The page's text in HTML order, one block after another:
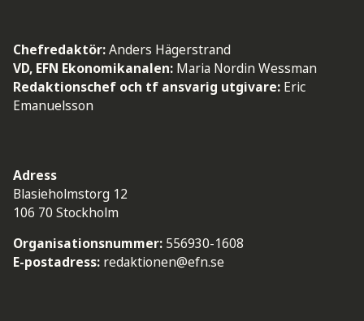
Chefredaktör:Anders Hägerstrand
VD, EFN Ekonomikanalen: Maria Nordin Wessman
Redaktionschef och tf ansvarig utgivare: Eric
Emanuelsson
Adress
Blasieholmstorg 12
106 70 Stockholm
Organisationsnummer: 556930-1608
E-postadress: redaktionen@efn.se